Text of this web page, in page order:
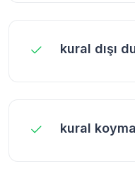
kural dışı
kural